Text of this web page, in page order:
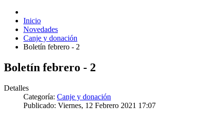
Inicio
Novedades
Canje y donación
Boletín febrero - 2
Boletín febrero - 2
Detalles
Categoría: Canje y donación
Publicado: Viernes, 12 Febrero 2021 17:07